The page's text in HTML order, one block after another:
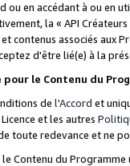
ou en accédant à ou en
la « API Créateurs
contenus associés aux
d'être lié(e) à la
le Contenu du
de l'Accord et
et les autres
toute redevance et ne
Contenu du